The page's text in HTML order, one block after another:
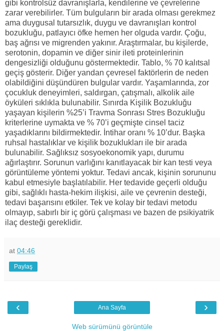
gibi kontrolsüz davranışlarla, kendilerine ve çevrelerine
zarar verebilirler. Tüm bulguların bir arada olması gerekmez
ama duygusal tutarsızlık, duygu ve davranışları kontrol
bozukluğu, patlayıcı öfke hemen her olguda vardır. Çoğu,
baş ağrısı ve migrenden yakınır. Araştırmalar, bu kişilerde,
serotonin, dopamin ve diğer sinir ileti proteinlerinin
dengesizliği olduğunu göstermektedir. Tablo, % 70 kalıtsal
geçiş gösterir. Diğer yandan çevresel faktörlerin de neden
olabildiğini düşündüren bulgular vardır. Yaşamlarında, zor
çocukluk deneyimleri, saldırgan, çatışmalı, alkolik aile
öyküleri sıklıkla bulunabilir. Sınırda Kişilik Bozukluğu
yaşayan kişilerin %25’i Travma Sonrası Stres Bozukluğu
kriterlerine uymakta ve % 70’i geçmişte cinsel taciz
yaşadıklarını bildirmektedir. İntihar oranı % 10’dur. Başka
ruhsal hastalıklar ve kişilik bozuklukları ile bir arada
bulunabilir. Sağlıksız sosyoekonomik yapı, durumu
ağırlaştırır. Sorunun varlığını kanıtlayacak bir kan testi veya
görüntüleme yöntemi yoktur. Tedavi ancak, kişinin sorununu
kabul etmesiyle başlatılabilir. Her tedavide geçerli olduğu
gibi, sağlıklı hasta-hekim ilişkisi, aile ve çevrenin desteği,
tedavi başarısını etkiler. Tek ve kolay bir tedavi metodu
olmayıp, sabırlı bir iç görü çalışması ve bazen de psikiyatrik
ilaç desteği gereklidir.
at 04:46
Paylaş
‹ ›
Ana Sayfa
Web sürümünü görüntüle